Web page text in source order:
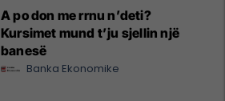
A po don me rrnu n’deti?
Kursimet mund t’ju sjellin një
banesë
Banka Ekonomike